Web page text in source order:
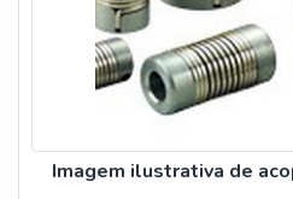
Imagem ilustrativa de